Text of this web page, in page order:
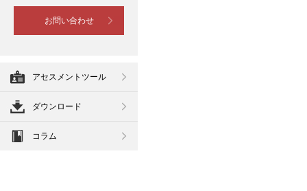
お問い合わせ
アセスメントツール
ダウンロード
コラム